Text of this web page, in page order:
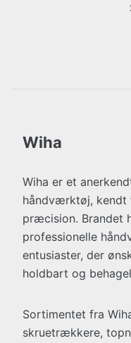
Wiha
Wiha er et
håndværktøj, kendt
præcision. Brandet
professionelle
entusiaster, der
holdbart og
Sortimentet fra
skruetrækkere,